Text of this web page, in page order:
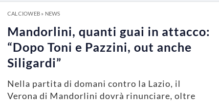
CALCIOWEB» NEWS
Mandorlini, quanti guai in attacco:
“Dopo Toni e Pazzini, out anche
Siligardi”
Nella partita di domani contro la Lazio, il
Verona di Mandorlini dovrà rinunciare, oltre